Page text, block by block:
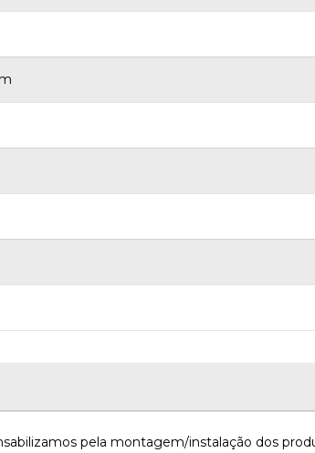
pela montagem/instalação dos